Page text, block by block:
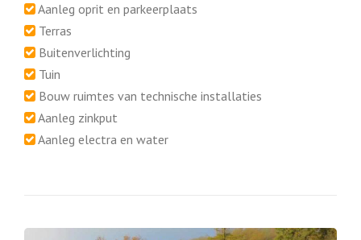
Aanleg oprit en parkeerplaats
Terras
Buitenverlichting
Tuin
Bouw ruimtes van technische installaties
Aanleg zinkput
Aanleg electra en water